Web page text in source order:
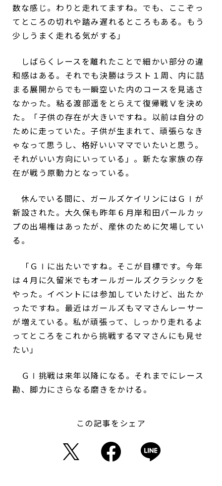
数な感じ。わりと走れてますね。でも、ここぞっ
てところの切れや踏み遅れるところもある。もう
少しうまく走れる気がする」
しばらくレースを離れたことで細かい部分の違
和感はある。それでも決勝はラスト１周、内に詰
まる展開からでも一瞬空いた内のコースを見逃さ
なかった。粘る渡部遥をとらえて復帰戦Ⅴを決め
た。「子供の存在が大きいですね。以前は自分の
ために走っていた。子供が生まれて、頑張らなき
ゃなって思うし、格好いいママでいたいと思う。
それがいい方向にいっている」。新たな家族の存
在が戦う原動力となっている。
休んでいる間に、ガールズケイリンにはＧⅠが
新設された。大久保も昨年６月岸和田パールカッ
プの出場権はあったが、産休のために欠場してい
る。
「ＧⅠに出たいですね。そこが目標です。今年
は４月に久留米でもオールガールズクラシックを
やった。イベントには参加していたけど、出たか
ったですね。最近はガールズもママさんレーサー
が増えている。私が頑張って、しっかり走れるよ
ってところをこれから挑戦するママさんにも見せ
たい」
ＧⅠ挑戦は来年以降になる。それまでにレース
勘、脚力にさらなる磨きをかける。
この記事をシェア